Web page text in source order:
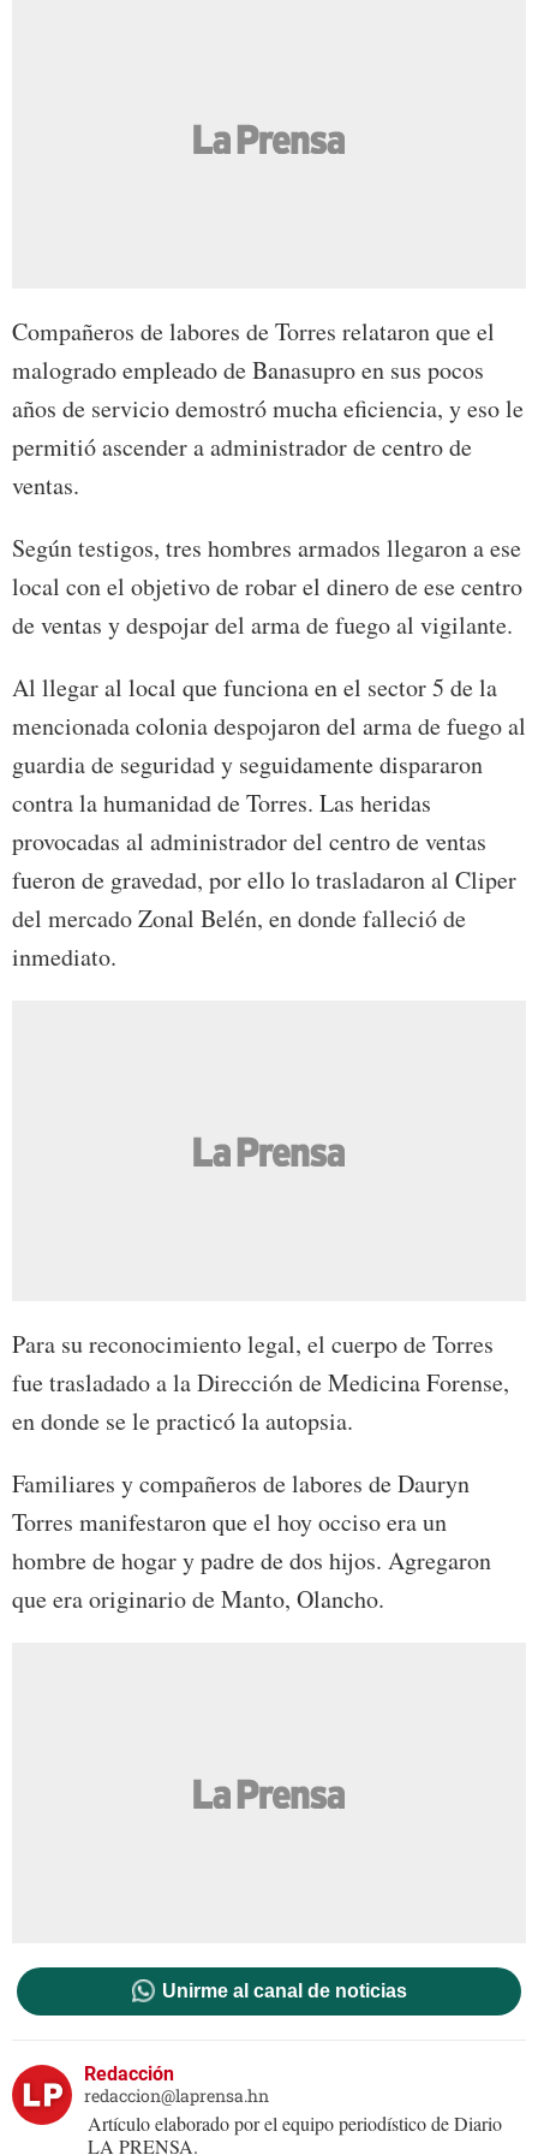
Compañeros de labores de Torres relataron que el
malogrado empleado de Banasupro en sus pocos
años de servicio demostró mucha eficiencia, y eso le
permitió ascender a administrador de centro de
ventas.
Según testigos, tres hombres armados llegaron a ese
local con el objetivo de robar el dinero de ese centro
de ventas y despojar del arma de fuego al vigilante.
Al llegar al local que funciona en el sector 5 de la
mencionada colonia despojaron del arma de fuego al
guardia de seguridad y seguidamente dispararon
contra la humanidad de Torres. Las heridas
provocadas al administrador del centro de ventas
fueron de gravedad, por ello lo trasladaron al Cliper
del mercado Zonal Belén, en donde falleció de
inmediato.
Para su reconocimiento legal, el cuerpo de Torres
fue trasladado a la Dirección de Medicina Forense,
en donde se le practicó la autopsia.
Familiares y compañeros de labores de Dauryn
Torres manifestaron que el hoy occiso era un
hombre de hogar y padre de dos hijos. Agregaron
que era originario de Manto, Olancho.
Unirme al canal de noticias
Redacción
redaccion@laprensa.hn
Artículo elaborado por el equipo periodístico de Diario
LA PRENSA.